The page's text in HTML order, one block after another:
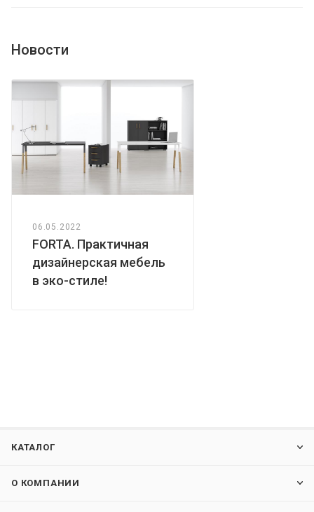
Новости
06.05.2022
FORTA. Практичная
дизайнерская мебель
в эко-стиле!
КАТАЛОГ
О КОМПАНИИ